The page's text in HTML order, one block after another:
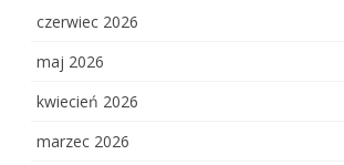
czerwiec 2026
maj 2026
kwiecień 2026
marzec 2026